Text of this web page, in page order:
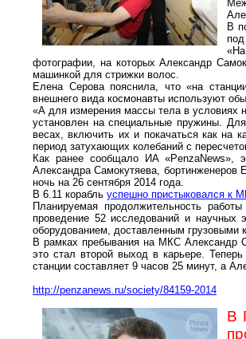
В
фотографии, на которых Александр
машинкой для стрижки волос.
Елена Серова пояснила, что «на
внешнего вида космонавты используют
«А для измерения массы тела в условиях
установлен на специальные пружины.
весах, включить их и покачаться как на
период затухающих колебаний с
Как ранее сообщало ИА «PenzaNews»,
Александра Самокутяева,
ночь на 26 сентября 2014 года.
В 6.11 корабль успешно пристыковался к
Планируемая продолжительность
проведение 52 исследований и научных
оборудованием, доставленным грузовыми
В рамках пребывания на МКС Александр
это стал второй выход в карьере.
станции составляет 9 часов 25 минут, а
http://penzanews.ru/society/84159-2014
В